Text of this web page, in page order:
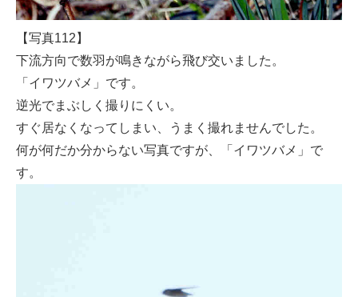
【写真112】
下流方向で数羽が鳴きながら飛び交いました。
「イワツバメ」です。
逆光でまぶしく撮りにくい。
すぐ居なくなってしまい、うまく撮れませんでした。
何が何だか分からない写真ですが、「イワツバメ」で
す。